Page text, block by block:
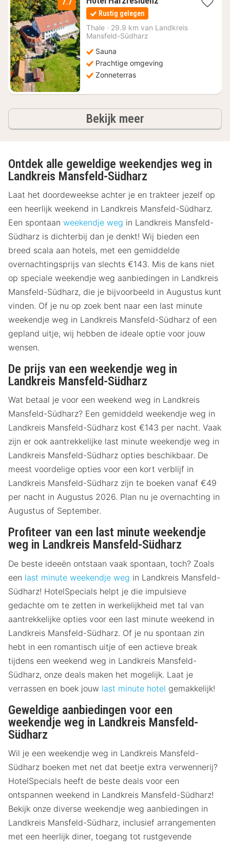
€
Rustig gelegen
Thale · 29.9 km van Landkreis
Mansfeld-Südharz
Sauna
Prachtige omgeving
Zonneterras
Bekijk meerhotels
Ontdek alle geweldige weekendjes weg in
Landkreis Mansfeld-Südharz
Laat het doordeweekse achter je en trakteer jezelf op
een heerlijk weekend in Landkreis Mansfeld-Südharz.
Een spontaan weekendje weg in Landkreis Mansfeld-
Südharz is dichterbij dan je denkt! Wij bieden een
breed scala aan hotels, met een gemiddelde
overnachtingsprijs van slechts €143. Mis de kans niet
op speciale weekendje weg aanbiedingen in Landkreis
Mansfeld-Südharz, die je bijvoorbeeld in Augustus kunt
vinden. Of je nu op zoek bent naar een last minute
weekendje weg in Landkreis Mansfeld-Südharz of een
gepland uitje, wij hebben de ideale optie voor jouw
wensen.
De prijs van een weekendje weg in
Landkreis Mansfeld-Südharz
Wat betaal je voor een weekend weg in Landkreis
Mansfeld-Südharz? Een gemiddeld weekendje weg in
Landkreis Mansfeld-Südharz kost €143 per nacht. Vaak
zijn er ook aantrekkelijke last minute weekendje weg in
Landkreis Mansfeld-Südharz opties beschikbaar. De
meest voordelige opties voor een kort verblijf in
Landkreis Mansfeld-Südharz zijn te boeken vanaf €49
per nacht in Augustus 2026. Plan nu je overnachting in
Augustus of September.
Profiteer van een last minute weekendje
weg in Landkreis Mansfeld-Südharz
De beste ideeën ontstaan vaak spontaan, toch? Zoals
een last minute weekendje weg in Landkreis Mansfeld-
Südharz! HotelSpecials helpt je die impulsieve
gedachte om te zetten in werkelijkheid met tal van
aantrekkelijke opties voor een last minute weekend in
Landkreis Mansfeld-Südharz. Of je nu spontaan zin
hebt in een romantisch uitje of een actieve break
tijdens een weekend weg in Landkreis Mansfeld-
Südharz, onze deals maken het mogelijk. Laat je
verrassen en boek jouw last minute hotel gemakkelijk!
Geweldige aanbiedingen voor een
weekendje weg in Landkreis Mansfeld-
Südharz
Wil je een weekendje weg in Landkreis Mansfeld-
Südharz boeken met net dat beetje extra verwennerij?
HotelSpecials heeft de beste deals voor een
ontspannen weekend in Landkreis Mansfeld-Südharz!
Bekijk onze diverse weekendje weg aanbiedingen in
Landkreis Mansfeld-Südharz, inclusief arrangementen
met een heerlijk diner, toegang tot rustgevende